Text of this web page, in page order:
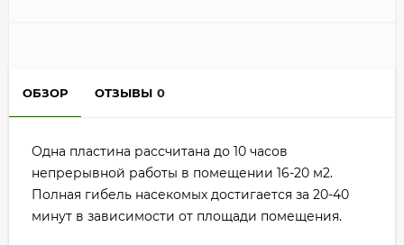
ОБЗОР ОТЗЫВЫ 0
Одна пластина рассчитана до 10 часов
непрерывной работы в помещении 16-20 м2.
Полная гибель насекомых достигается за 20-40
минут в зависимости от площади помещения.